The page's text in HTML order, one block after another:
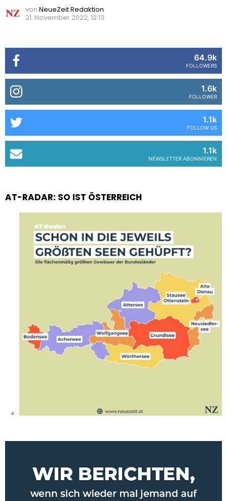
von NeueZeit Redaktion
21. November 2022, 12:13
64.9k
FOLLOWERS
1.6k
FOLLOWER
1.1k
FOLLOW US
1.1k
NEWSLETTER ABONNIEREN
AT-RADAR: SO IST ÖSTERREICH